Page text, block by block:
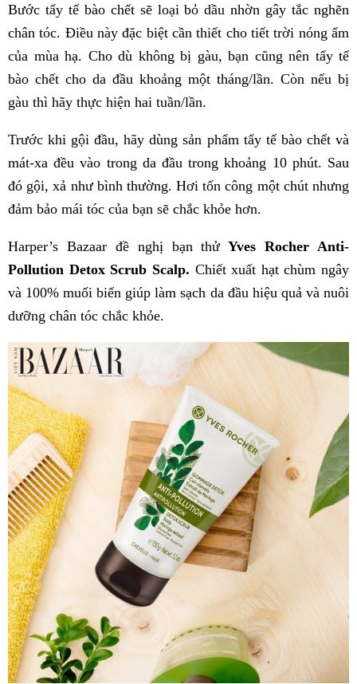
Bước tẩy tế bào chết sẽ loại bỏ dầu nhờn gây tắc nghẽn
chân tóc. Điều này đặc biệt cần thiết cho tiết trời nóng ẩm
của mùa hạ. Cho dù không bị gàu, bạn cũng nên tẩy tế
bào chết cho da đầu khoảng một tháng/lần. Còn nếu bị
gàu thì hãy thực hiện hai tuần/lần.
Trước khi gội đầu, hãy dùng sản phẩm tẩy tế bào chết và
mát-xa đều vào trong da đầu trong khoảng 10 phút. Sau
đó gội, xả như bình thường. Hơi tốn công một chút nhưng
đảm bảo mái tóc của bạn sẽ chắc khỏe hơn.
Harper’s Bazaar đề nghị bạn thửYves Rocher Anti-
Pollution Detox Scrub Scalp. Chiết xuất hạt chùm ngây
và 100% muối biển giúp làm sạch da đầu hiệu quả và nuôi
dưỡng chân tóc chắc khỏe.